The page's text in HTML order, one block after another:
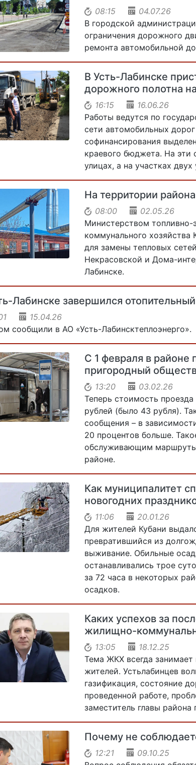
08:15
04.07.26
В городской
ограничения дорожного
ремонта автомобильной
В Усть-Лабинске
дорожного полотна
16:15
16.06.26
Работы ведутся по
сети автомобильных
софинансирования
краевого бюджета. На эти
улицах, а на участках
На территории
08:00
02.05.26
Министерством
коммунального
для замены тепловых
Некрасовской и Дома-
Лабинске.
Лабинске завершился
15.04.26
сообщили в АО «Усть-Лабинсктеплоэнерго».
С 1 февраля в районе
пригородный
13:20
03.02.26
Теперь стоимость
рублей (было 43 рубля).
сообщения – в
20 процентов больше.
обслуживающим маршруты
районе.
Как муниципалитет
новогодних
11:06
20.01.26
Для жителей Кубани
превратившийся из
выживание. Обильные
останавливались трое
за 72 часа в некоторых
осадков.
Каких успехов за
жилищно-
13:05
18.12.25
Тема ЖКХ всегда занимает
жителей. Устьлабинцев
газификация, состояние
проведенной работе,
заместитель главы
Почему не
12:21
09.10.25